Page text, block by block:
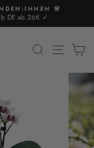
🌸
DE ab 26€ ✓
SUCHE